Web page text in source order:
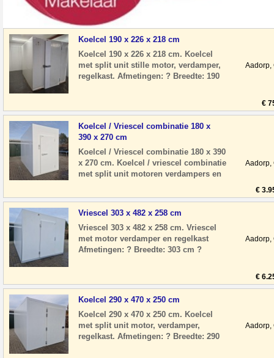
Koelcel 190 x 226 x 218 cm
Koelcel 190 x 226 x 218 cm. Koelcel
met split unit stille motor, verdamper,
regelkast. Afmetingen: ? Breedte: 190
Aadorp,
€
Koelcel / Vriescel combinatie 180 x
390 x 270 cm
Koelcel / Vriescel combinatie 180 x 390
x 270 cm. Koelcel / vriescel combinatie
met split unit motoren verdampers en
Aadorp,
€
Vriescel 303 x 482 x 258 cm
Vriescel 303 x 482 x 258 cm. Vriescel
met motor verdamper en regelkast
Afmetingen: ? Breedte: 303 cm ?
Aadorp,
€
Koelcel 290 x 470 x 250 cm
Koelcel 290 x 470 x 250 cm. Koelcel
met split unit motor, verdamper,
regelkast. Afmetingen: ? Breedte: 290
Aadorp,